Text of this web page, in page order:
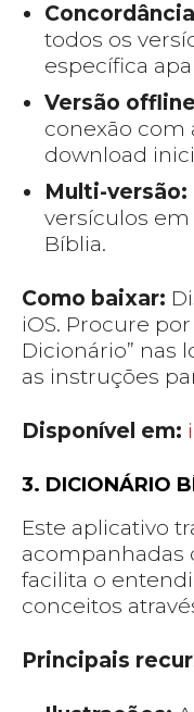
todos os
específica
Versão
conexão com
download
Multi-versão:
versículos
Bíblia.
Como baixar:
iOS. Procure
Dicionário” nas
as instruções
Disponível em:
3. DICIONÁRIO
Este aplicativo
acompanhadas
facilita o
conceitos
Principais